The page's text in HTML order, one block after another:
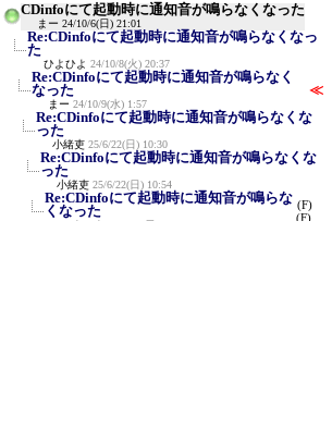
CDinfoにて起動時に通知音が鳴らなくなった
まー 24/10/6(日) 21:01
Re:CDinfoにて起動時に通知音が鳴らなくなっ
た
ひよひよ 24/10/8(火) 20:37
Re:CDinfoにて起動時に通知音が鳴らなく
なった
まー 24/10/9(水) 1:57
≪
Re:CDinfoにて起動時に通知音が鳴らなくな
った
小緒吏 25/6/22(日) 10:30
Re:CDinfoにて起動時に通知音が鳴らなくな
った
小緒吏 25/6/22(日) 10:54
Re:CDinfoにて起動時に通知音が鳴らな
くなった
ひよひよ 25/6/22(日) 12:48
(F)
(F)